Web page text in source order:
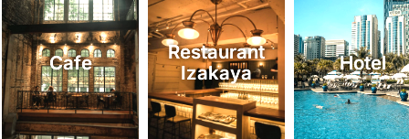
Cafe
Restaurant
Izakaya
Hotel